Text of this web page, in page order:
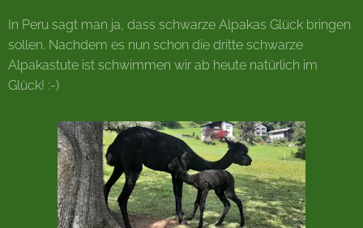
In Peru sagt man ja, dass schwarze Alpakas Glück bringen
sollen. Nachdem es nun schon die dritte schwarze
Alpakastute ist schwimmen wir ab heute natürlich im
Glück! :-)